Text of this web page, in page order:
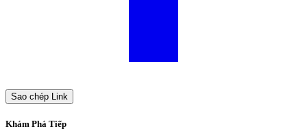
Sao chép Link
Khám Phá Tiếp